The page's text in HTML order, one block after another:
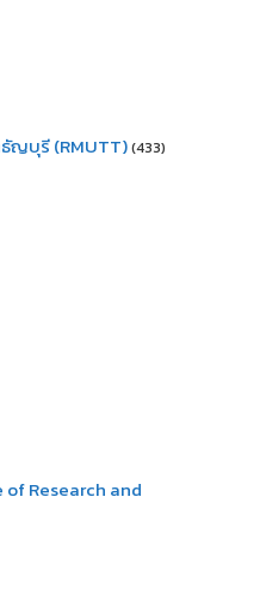
ญบุรี (RMUTT)(433)
Research and